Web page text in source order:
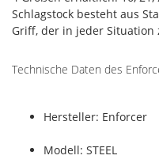
Schlagstock besteht aus
Griff, der in jeder
Technische Daten des
Hersteller: Enforcer
Modell: STEEL